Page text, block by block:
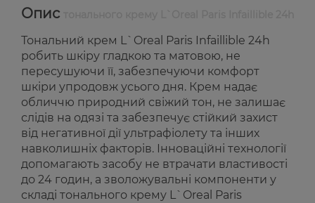
Опис
Тональний крем L`Oreal Paris Infaillible 24h
робить шкіру гладкою та матовою, не
пересушуючи її, забезпечуючи комфорт
шкіри упродовж усього дня. Крем надає
обличчю природний свіжий тон, не залишає
слідів на одязі та забезпечує стійкий захист
від негативної дії ультрафіолету та інших
навколишніх факторів. Інноваційні технології
допомагають засобу не втрачати властивості
до 24 годин, а зволожувальні компоненти у
складі тонального крему L`Oreal Paris